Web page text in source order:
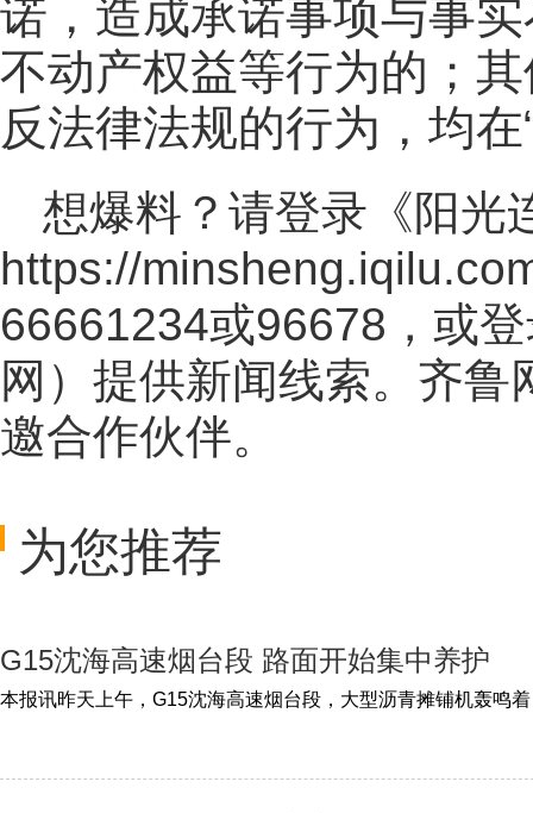
诺，造成承诺事项与事
不动产权益等行为的；
反法律法规的行为，均在
想爆料？请登录《阳光
https://
66661234或96678，或
网 ）提供新闻线索。齐鲁
邀合作伙伴。
为您推荐
G15沈海高速烟台段 路面开始集中养护